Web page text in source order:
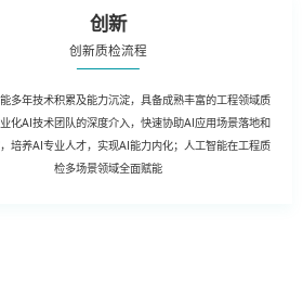
创新
创新质检流程
多年技术积累及能力沉淀，具备成熟丰富的工程领域质
化AI技术团队的深度介入，快速协助AI应用场景落地和
培养AI专业人才，实现AI能力内化；人工智能在工程质
检多场景领域全面赋能